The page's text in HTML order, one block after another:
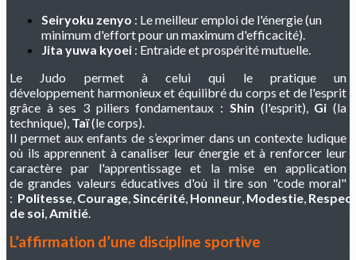
Seiryoku zenyo : Le meilleur emploi de l'énergie (un
minimum d'effort pour un maximum d'efficacité).
Jita yuwa kyoei : Entraide et prospérité mutuelle.
Le Judo permet à celui qui le pratique un
développement harmonieux et équilibré du corps et de l'esprit
grâce à ses 3 piliers fondamentaux : Shin (l'esprit), Gi (la
technique), Taï(le corps).
Il permet aux enfants de s’exprimer dans un contexte ludique
où ils apprennent à canaliser leur énergie et à renforcer leur
caractère par l'apprentissage et la mise en application
de grandes valeurs éducatives d'où il tire son "code moral"
: Politesse Courage Sincérité Honneur Modestie Respect
de soi Amitié
L’affirmation d’une discipline sportive